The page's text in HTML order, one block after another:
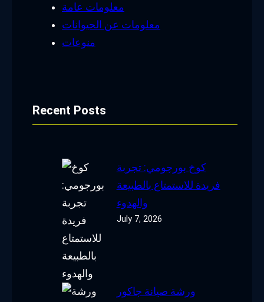
معلومات عامة
معلومات عن الحيوانات
منوعات
Recent Posts
كوخ بورجومي: تجربة
فريدة للاستمتاع بالطبيعة
والهدوء
July 7, 2026
ورشة صيانة جاكور